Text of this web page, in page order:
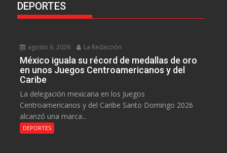
DEPORTES
agosto 6, 2026 La Redacción
México iguala su récord de medallas de oro
en unos Juegos Centroamericanos y del
Caribe
La delegación mexicana en los Juegos
Centroamericanos y del Caribe Santo Domingo 2026
alcanzó una marca...
DEPORTES